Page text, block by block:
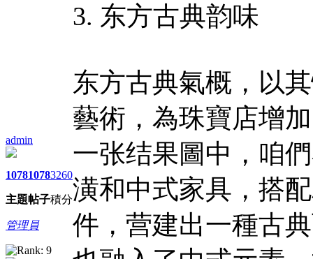
admin
1078
主題
1078
帖子
3260
積分
管理員
3. 东方古典韵味
东方古典氣概，以
藝術，為珠寶店增
一张结果圖中，咱
潢和中式家具，搭
件，营建出一種古